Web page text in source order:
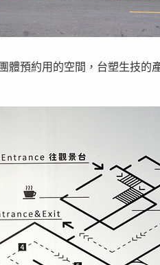
體預約用的空間，台塑生技的